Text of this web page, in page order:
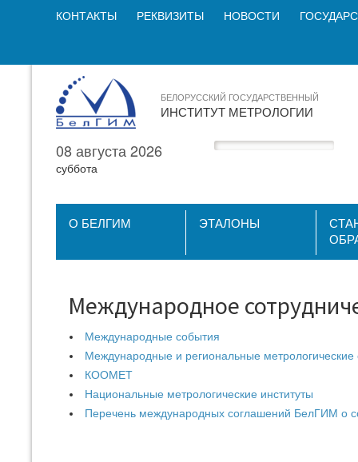
КОНТАКТЫ РЕКВИЗИТЫ НОВОСТИ
БЕЛОРУССКИЙ ГОСУДАРСТВЕННЫЙ
ИНСТИТУТ МЕТРОЛОГИИ
08 августа 2026
суббота
О БЕЛГИМ ЭТАЛОНЫ
Международное
Международные события
Международные и региональные метрологические
КООМЕТ
Национальные метрологические институты
Перечень международных соглашений БелГИМ о